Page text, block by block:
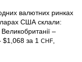
валютних ринках
США склали:
Велико­британії –
$1,068 за 1 CHF